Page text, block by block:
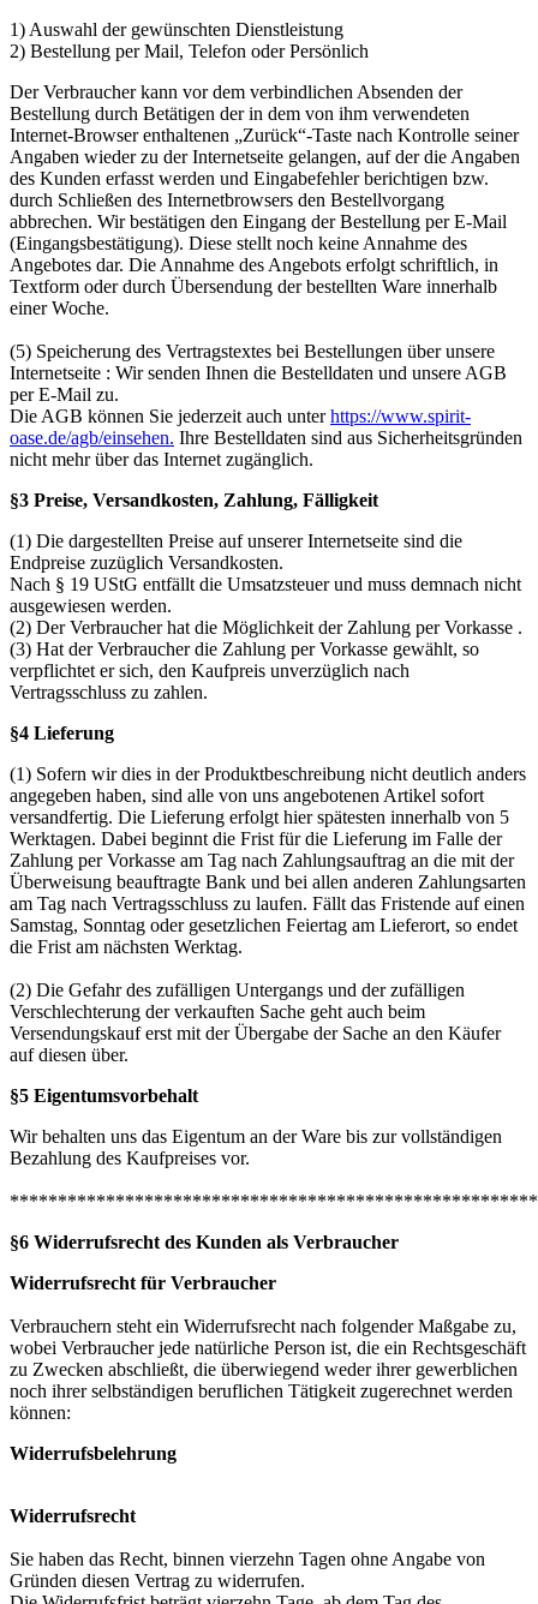
1) Auswahl der gewünschten Dienstleistung
2) Bestellung per Mail, Telefon oder Persönlich
Der Verbraucher kann vor dem verbindlichen Absenden der
Bestellung durch Betätigen der in dem von ihm verwendeten
Internet-Browser enthaltenen „Zurück“-Taste nach Kontrolle seiner
Angaben wieder zu der Internetseite gelangen, auf der die Angaben
des Kunden erfasst werden und Eingabefehler berichtigen bzw.
durch Schließen des Internetbrowsers den Bestellvorgang
abbrechen. Wir bestätigen den Eingang der Bestellung per E-Mail
(Eingangsbestätigung). Diese stellt noch keine Annahme des
Angebotes dar. Die Annahme des Angebots erfolgt schriftlich, in
Textform oder durch Übersendung der bestellten Ware innerhalb
einer Woche.
(5) Speicherung des Vertragstextes bei Bestellungen über unsere
Internetseite : Wir senden Ihnen die Bestelldaten und unsere AGB
per E-Mail zu.
Die AGB können Sie jederzeit auch unterhttps://www.spirit-
oase.de/agb/einsehen. Ihre Bestelldaten sind aus Sicherheitsgründen
nicht mehr über das Internet zugänglich.
§3 Preise, Versandkosten, Zahlung, Fälligkeit
(1) Die dargestellten Preise auf unserer Internetseite sind die
Endpreise zuzüglich Versandkosten.
Nach § 19 UStG entfällt die Umsatzsteuer und muss demnach nicht
ausgewiesen werden.
(2) Der Verbraucher hat die Möglichkeit der Zahlung per Vorkasse .
(3) Hat der Verbraucher die Zahlung per Vorkasse gewählt, so
verpflichtet er sich, den Kaufpreis unverzüglich nach
Vertragsschluss zu zahlen.
§4 Lieferung
(1) Sofern wir dies in der Produktbeschreibung nicht deutlich anders
angegeben haben, sind alle von uns angebotenen Artikel sofort
versandfertig. Die Lieferung erfolgt hier spätesten innerhalb von 5
Werktagen. Dabei beginnt die Frist für die Lieferung im Falle der
Zahlung per Vorkasse am Tag nach Zahlungsauftrag an die mit der
Überweisung beauftragte Bank und bei allen anderen Zahlungsarten
am Tag nach Vertragsschluss zu laufen. Fällt das Fristende auf einen
Samstag, Sonntag oder gesetzlichen Feiertag am Lieferort, so endet
die Frist am nächsten Werktag.
(2) Die Gefahr des zufälligen Untergangs und der zufälligen
Verschlechterung der verkauften Sache geht auch beim
Versendungskauf erst mit der Übergabe der Sache an den Käufer
auf diesen über.
§5 Eigentumsvorbehalt
Wir behalten uns das Eigentum an der Ware bis zur vollständigen
Bezahlung des Kaufpreises vor.
§6 Widerrufsrecht des Kunden als Verbraucher
Widerrufsrecht für Verbraucher
Verbrauchern steht ein Widerrufsrecht nach folgender Maßgabe zu,
wobei Verbraucher jede natürliche Person ist, die ein Rechtsgeschäft
zu Zwecken abschließt, die überwiegend weder ihrer gewerblichen
noch ihrer selbständigen beruflichen Tätigkeit zugerechnet werden
können:
Widerrufsbelehrung
Widerrufsrecht
Sie haben das Recht, binnen vierzehn Tagen ohne Angabe von
Gründen diesen Vertrag zu widerrufen.